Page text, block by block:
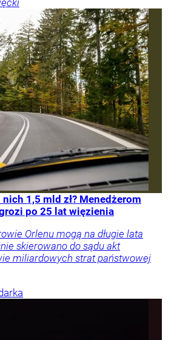
1,5 mld zł? Menedżerom
po 25 lat więzienia
Orlenu mogą na długie lata
skierowano do sądu akt
miliardowych strat państwowej